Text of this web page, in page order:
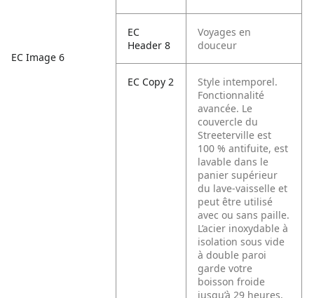
EC Image 6
EC
Header 8
Voyages en
douceur
EC Copy 2
Style intemporel.
Fonctionnalité
avancée. Le
couvercle du
Streeterville est
100 % antifuite, est
lavable dans le
panier supérieur
du lave-vaisselle et
peut être utilisé
avec ou sans paille.
L’acier inoxydable à
isolation sous vide
à double paroi
garde votre
boisson froide
jusqu’à 29 heures.